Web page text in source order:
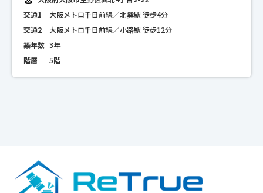
交通1
大阪メトロ千日前線／北巽駅 徒歩4分
交通2
大阪メトロ千日前線／小路駅 徒歩12分
築年数 3年
階層
5階